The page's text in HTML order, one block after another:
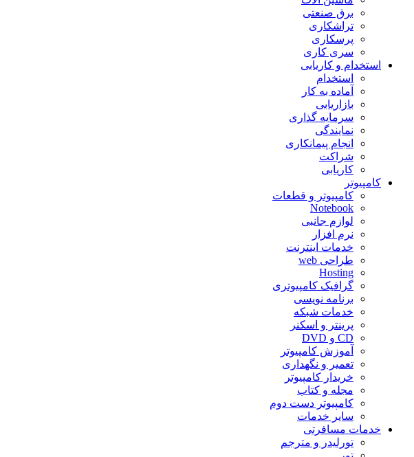
برق صنعتی
تراشکاری
پرسکاری
سری کاری
استخدام و کاریابی
استخدام
آماده به کار
بازاریابی
سرمایه گذاری
نمایندگی
انجام پیمانکاری
شراکت
کاریابی
کامپیوتر
کامپیوتر و قطعات
Notebook
لوازم جانبی
نرم افزار
خدمات اینترنت
طراحی web
Hosting
گرافیک کامپیوتری
برنامه نویسی
خدمات شبکه
پرینتر و اسکنر
CD و DVD
آموزش کامپیوتر
تعمیر و نگهداری
خریدار کامپیوتر
مجله و کتاب
کامپیوتر دست دوم
سایر خدمات
خدمات مسافرتی
تورلیدر و مترجم